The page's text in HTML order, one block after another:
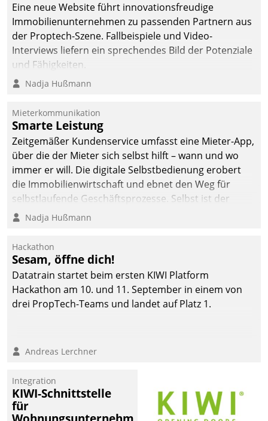
Eine neue Website führt innovationsfreudige
Immobilienunternehmen zu passenden Partnern aus
der Proptech-Szene. Fallbeispiele und Video-
Interviews liefern ein sprechendes Bild der Potenziale
und Fähigkeiten.
Nadja Hußmann
Mieterkommunikation
Smarte Leistung
Zeitgemäßer Kundenservice umfasst eine Mieter-App,
über die der Mieter sich selbst hilft – wann und wo
immer er will. Die digitale Selbstbedienung erobert
die Immobilienwirtschaft und ebnet den Weg für
selbstlaufende Geschäftsprozesse. Selbst ist der
Kunde und smart der Serviceanbieter.
Nadja Hußmann
Hackathon
Sesam, öffne dich!
Datatrain startet beim ersten KIWI Platform
Hackathon am 10. und 11. September in einem von
drei PropTech-Teams und landet auf Platz 1.
Andreas Lerchner
Integration
KIWI-Schnittstelle
für